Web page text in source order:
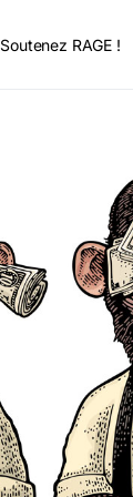
Soutenez RAGE !